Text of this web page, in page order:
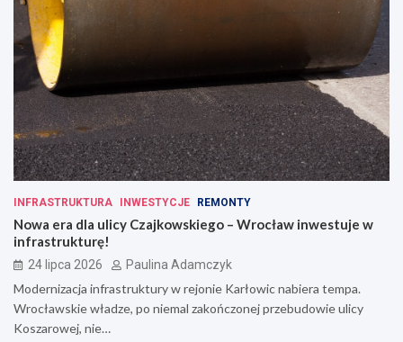
INFRASTRUKTURA INWESTYCJE REMONTY
Nowa era dla ulicy Czajkowskiego – Wrocław inwestuje w
infrastrukturę!
24 lipca 2026 Paulina Adamczyk
Modernizacja infrastruktury w rejonie Karłowic nabiera tempa.
Wrocławskie władze, po niemal zakończonej przebudowie ulicy
Koszarowej, nie…